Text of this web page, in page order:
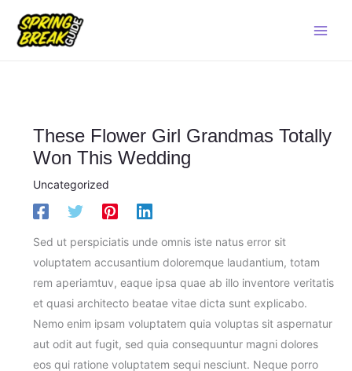
content
These Flower Girl Grandmas Totally
Won This Wedding
Uncategorized
Sed ut perspiciatis unde omnis iste natus error sit
voluptatem accusantium doloremque laudantium, totam
rem aperiamtuv, eaque ipsa quae ab illo inventore veritatis
et quasi architecto beatae vitae dicta sunt explicabo.
Nemo enim ipsam voluptatem quia voluptas sit aspernatur
aut odit aut fugit, sed quia consequuntur magni dolores
eos qui ratione voluptatem sequi nesciunt. Neque porro